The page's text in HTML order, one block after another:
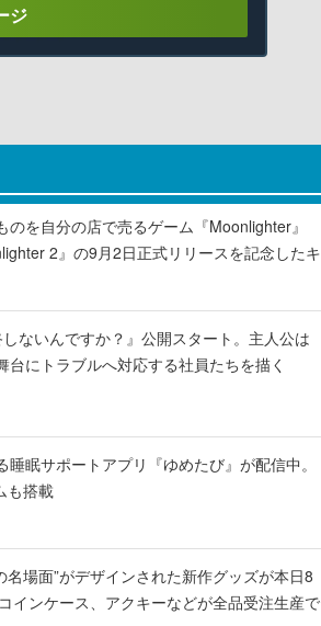
ジ
のを自分の店で売るゲーム『Moonlighter』
2』の9月2日正式リリースを記念したキ
ないんですか？』公開スタート。主人公は
にトラブルへ対応する社員たちを描く
眠サポートアプリ『ゆめたび』が配信中。
も搭載
名場面”がデザインされた新作グッズが本日8
インケース、アクキーなどが全品受注生産で